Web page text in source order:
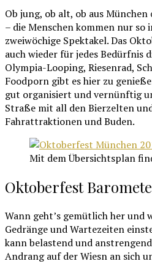
Ob jung, ob alt, ob aus
– die Menschen kommen nur so
zweiwöchige Spektakel. Das
auch wieder für jedes Bedürfnis
Olympia-Looping, Riesenrad,
Foodporn gibt es hier zu
gut organisiert und vernünftig
Straße mit all den Bierzelten
Fahrattraktionen und Buden.
Mit dem Übersichtsplan
Oktoberfest
Wann geht’s gemütlich her und
Gedränge und Wartezeiten
kann belastend und
Andrang auf der Wiesn an sich